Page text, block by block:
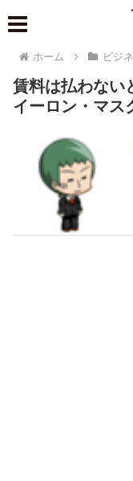
ホーム ビジ
賃料は払わない
イーロン・マス